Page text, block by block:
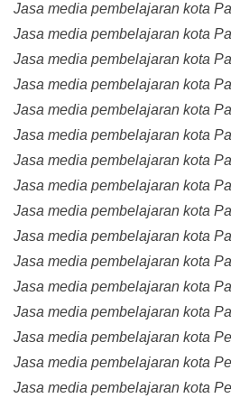
Jasa media pembelajaran kota
Jasa media pembelajaran kota
Jasa media pembelajaran kota
Jasa media pembelajaran kota
Jasa media pembelajaran kota
Jasa media pembelajaran kota
Jasa media pembelajaran kota
Jasa media pembelajaran kota
Jasa media pembelajaran kota
Jasa media pembelajaran kota
Jasa media pembelajaran kota
Jasa media pembelajaran kota
Jasa media pembelajaran kota
Jasa media pembelajaran kota
Jasa media pembelajaran kota
Jasa media pembelajaran kota